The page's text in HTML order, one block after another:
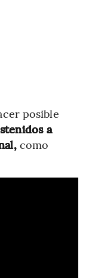
posible
a
como